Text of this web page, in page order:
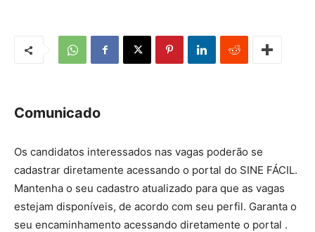
Comunicado
Os candidatos interessados nas vagas poderão se
cadastrar diretamente acessando o portal do SINE FÁCIL.
Mantenha o seu cadastro atualizado para que as vagas
estejam disponíveis, de acordo com seu perfil. Garanta o
seu encaminhamento acessando diretamente o portal .